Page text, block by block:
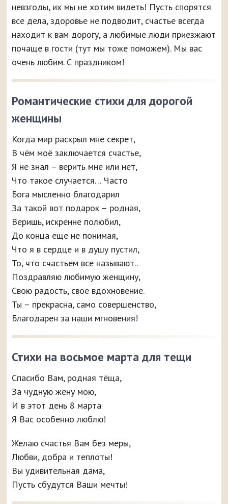
невзгоды, их мы не хотим видеть! Пусть спорятся
все дела, здоровье не подводит, счастье всегда
находит к вам дорогу, а любимые люди приезжают
почаще в гости (тут мы тоже поможем). Мы вас
очень любим. С праздником!
Романтические стихи для дорогой
женщины
Когда мир раскрыл мне секрет,
В чём моё заключается счастье,
Я не знал – верить мне или нет,
Что такое случается… Часто
Бога мысленно благодарил
За такой вот подарок – родная,
Веришь, искренне полюбил,
До конца еще не понимая,
Что я в сердце и в душу пустил,
То, что счастьем все называют..
Поздравляю любимую женщину,
Свою радость, свое вдохновение.
Ты – прекрасна, само совершенство,
Благодарен за наши мгновения!
Стихи на восьмое марта для тещи
Спасибо Вам, родная тёща,
За чудную жену мою,
И в этот день 8 марта
Я Вас особенно люблю!
Желаю счастья Вам без меры,
Любви, добра и теплоты!
Вы удивительная дама,
Пусть сбудутся Ваши мечты!